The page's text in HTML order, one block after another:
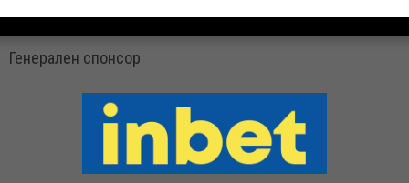
Генерален спонсор